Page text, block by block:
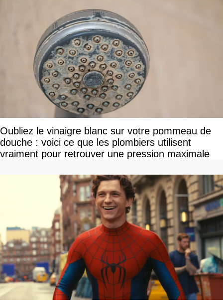
Oubliez le vinaigre blanc sur votre pommeau de
douche : voici ce que les plombiers utilisent
vraiment pour retrouver une pression maximale